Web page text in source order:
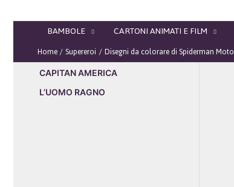
BAMBOLE CARTONI ANIMATI E FILM
Home Supereroi Disegni da colorare di Spiderman Moto
CAPITAN AMERICA
L’UOMO RAGNO